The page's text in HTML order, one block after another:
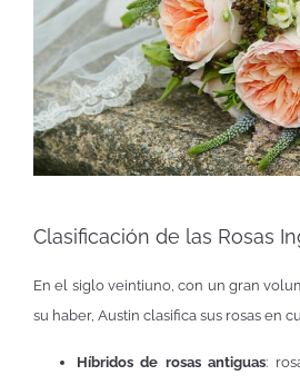
Clasificación de las Rosas
En el siglo veintiuno, con un gran
su haber, Austin clasifica sus rosas en
Híbridos de rosas antiguas: